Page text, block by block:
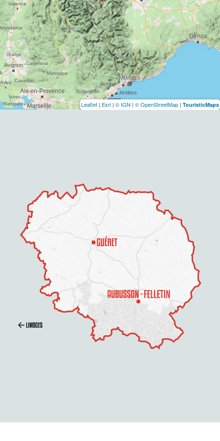
Leaflet | Esri | © IGN | © OpenStreetMap | TouristicMaps